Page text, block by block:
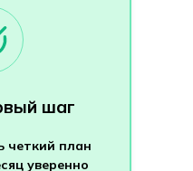
шаг
четкий план
уверенно